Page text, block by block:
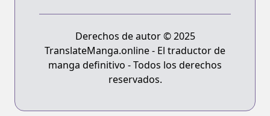
Derechos de autor © 2025
TranslateManga.online - El traductor de
manga definitivo - Todos los derechos
reservados.